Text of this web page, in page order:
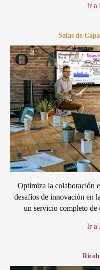
Ir a
Salas de
Optimiza la colaboración
desafíos de innovación en
un servicio completo de
Ir a